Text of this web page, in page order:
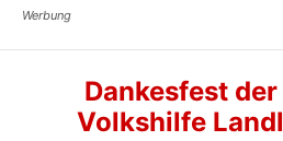
Dankesfest der
Volkshilfe Landl